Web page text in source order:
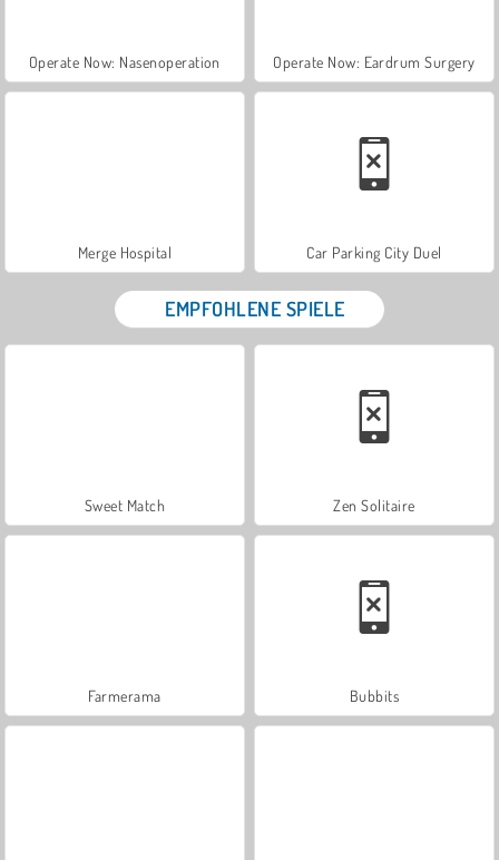
Operate Now: Nasenoperation Operate Now: Eardrum Surgery
Merge Hospital Car Parking City Duel
EMPFOHLENE SPIELE
Sweet Match Zen Solitaire
Farmerama Bubbits